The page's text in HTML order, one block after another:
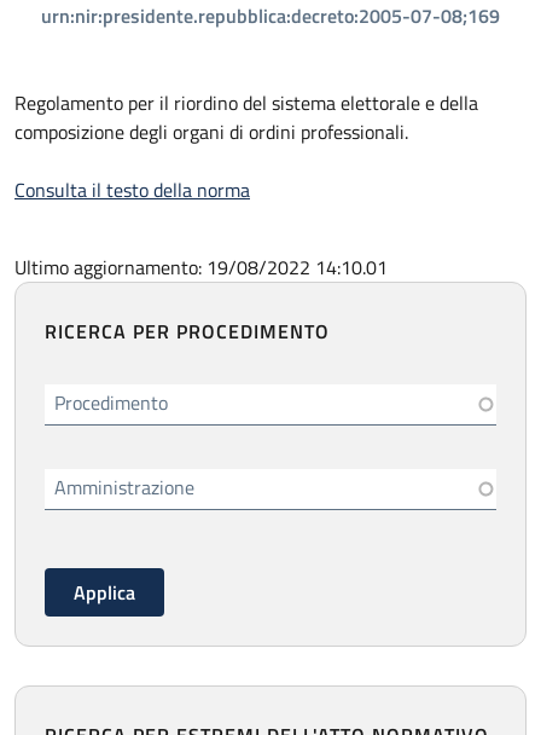
urn:nir:presidente.repubblica:decreto:2005-07-08;169
Regolamento per il riordino del sistema elettorale e della
composizione degli organi di ordini professionali.
Consulta il testo della norma
Ultimo aggiornamento: 19/08/2022 14:10.01
RICERCA PER PROCEDIMENTO
Procedimento
Amministrazione